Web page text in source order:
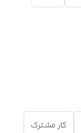
کار مشترک